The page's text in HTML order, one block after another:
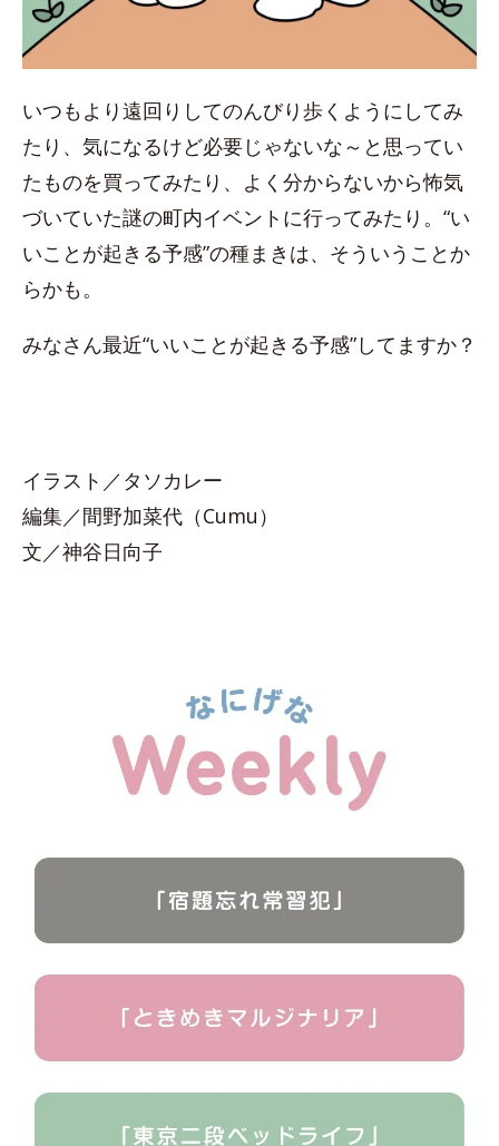
いつもより遠回りしてのんびり歩くようにしてみ
たり、気になるけど必要じゃないな～と思ってい
たものを買ってみたり、よく分からないから怖気
づいていた謎の町内イベントに行ってみたり。“い
いことが起きる予感”の種まきは、そういうことか
らかも。
みなさん最近“いいことが起きる予感”してますか？
イラスト／タソカレー
編集／間野加菜代（Cumu）
文／神谷日向子